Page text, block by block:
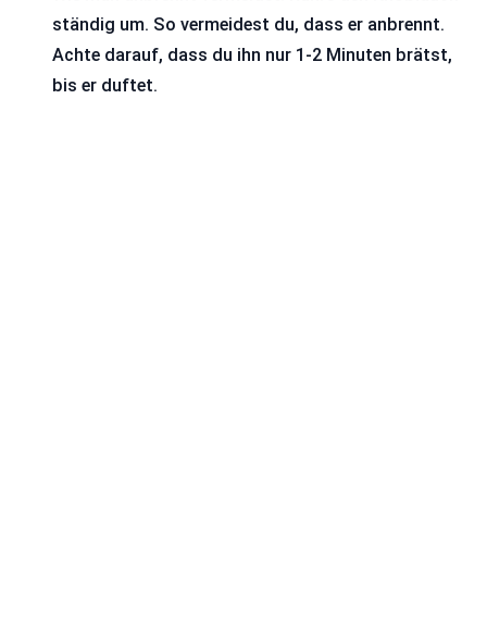
ständig um. So vermeidest du, dass er anbrennt.
Achte darauf, dass du ihn nur 1-2 Minuten brätst,
bis er duftet.